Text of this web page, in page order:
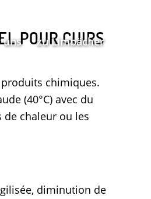
uns zu Limbächer
POUR CUIRS
chimiques.
(40°C) avec du
de chaleur ou les
diminution de